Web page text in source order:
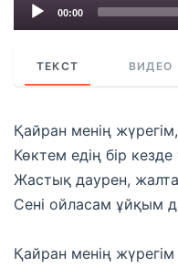
00:00
ТЕКСТ ВИДЕО
Қайран менің
Көктем едің бір
Жастық даурен,
Сені ойласам ұйқым
Қайран менің